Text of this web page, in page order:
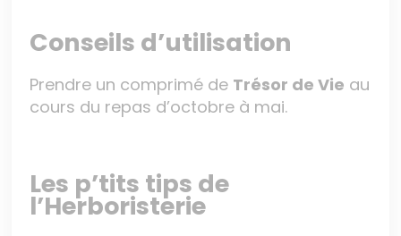
Conseils d’utilisation
Prendre un comprimé de Trésor de Vie au
cours du repas d’octobre à mai.
Les p’tits tips de
l’Herboristerie